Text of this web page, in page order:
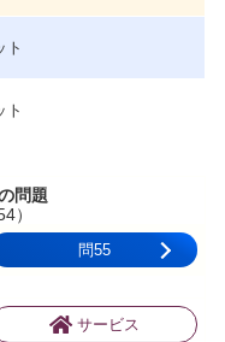
ト
ト
問題
）
問55
サービス